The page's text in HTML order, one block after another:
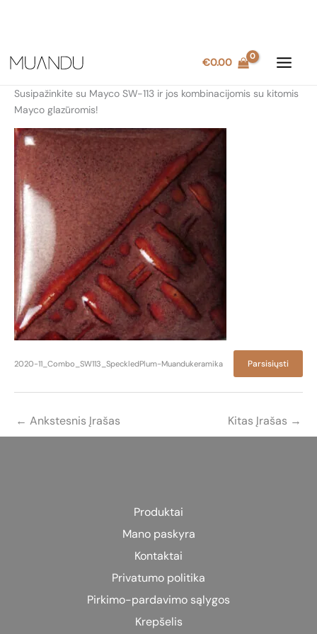
prie
€0.00
Susipažinkite su Mayco SW-113 ir jos kombinacijomis su kitomis
Mayco glazūromis!
2020-11_Combo_SW113_SpeckledPlum-Muandukeramika Parsisiųsti
← Ankstesnis Įrašas Kitas Įrašas →
Produktai
Mano paskyra
Kontaktai
Privatumo politika
Pirkimo-pardavimo sąlygos
Krepšelis